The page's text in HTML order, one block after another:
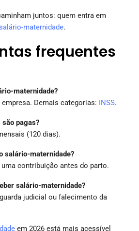
juntos: quem entra em
maternidade.
frequentes
maternidade?
empresa. Demais categorias: INSS.
pagas?
(120 dias).
salário-maternidade?
contribuição antes do parto.
salário-maternidade?
judicial ou falecimento da
em 2026 está mais acessível